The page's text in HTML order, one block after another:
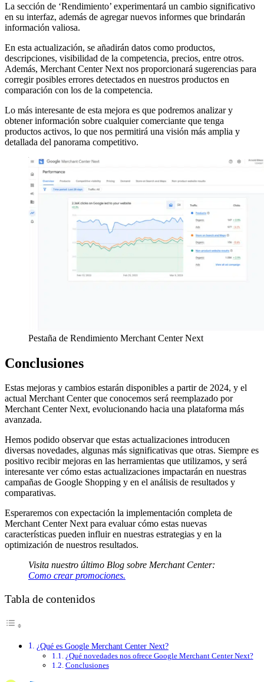
La sección de ‘Rendimiento’ experimentará un cambio significativo
en su interfaz, además de agregar nuevos informes que brindarán
información valiosa.
En esta actualización, se añadirán datos como productos,
descripciones, visibilidad de la competencia, precios, entre otros.
Además, Merchant Center Next nos proporcionará sugerencias para
corregir posibles errores detectados en nuestros productos en
comparación con los de la competencia.
Lo más interesante de esta mejora es que podremos analizar y
obtener información sobre cualquier comerciante que tenga
productos activos, lo que nos permitirá una visión más amplia y
detallada del panorama competitivo.
Pestaña de Rendimiento Merchant Center Next
Conclusiones
Estas mejoras y cambios estarán disponibles a partir de 2024, y el
actual Merchant Center que conocemos será reemplazado por
Merchant Center Next, evolucionando hacia una plataforma más
avanzada.
Hemos podido observar que estas actualizaciones introducen
diversas novedades, algunas más significativas que otras. Siempre es
positivo recibir mejoras en las herramientas que utilizamos, y será
interesante ver cómo estas actualizaciones impactarán en nuestras
campañas de Google Shopping y en el análisis de resultados y
comparativas.
Esperaremos con expectación la implementación completa de
Merchant Center Next para evaluar cómo estas nuevas
características pueden influir en nuestras estrategias y en la
optimización de nuestros resultados.
Visita nuestro último Blog sobre Merchant Center:
Como crear promociones.
Tabla de contenidos
¿Qué es Google Merchant Center Next?
¿Qué novedades nos ofrece Google Merchant Center Next?
Conclusiones